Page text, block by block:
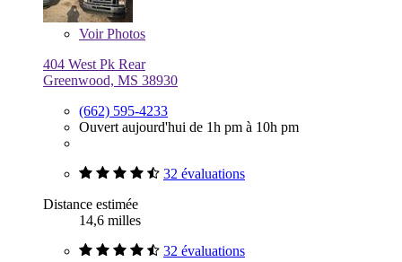
VoirPhotos
404 West Pk Rear
Greenwood, MS 38930
(662) 595-4233
Ouvert aujourd'hui de 1h pm à 10h pm
32 évaluations
Distance estimée
14,6 milles
32 évaluations